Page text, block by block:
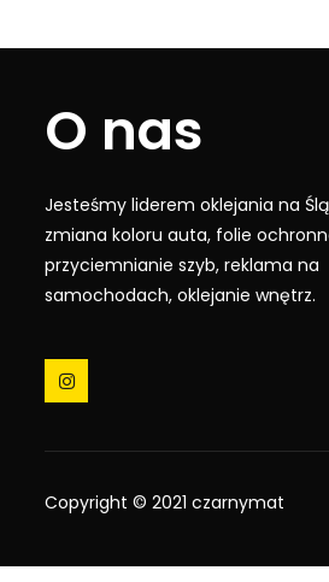
O nas
Jesteśmy liderem oklejania na
zmiana koloru auta, folie
przyciemnianie szyb, reklama na
samochodach, oklejanie wnętrz.
Copyright © 2021 czarnymat